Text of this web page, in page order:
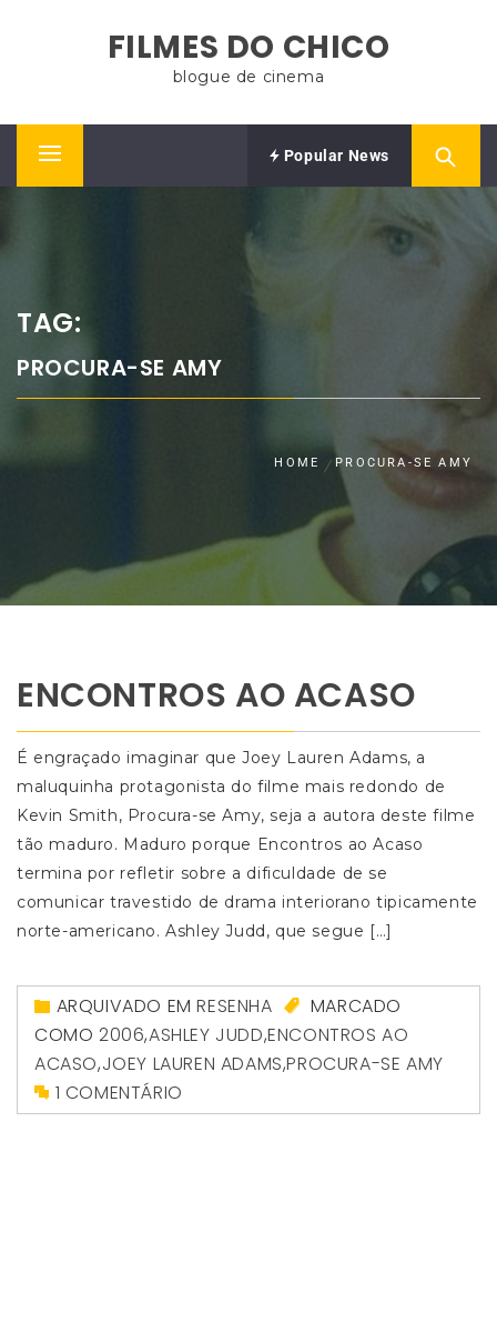
FILMES DO CHICO
blogue de cinema
Primary
Popular News
TAG:
PROCURA-SE AMY
HOME PROCURA-SE AMY
ENCONTROS AO ACASO
É engraçado imaginar que Joey Lauren Adams, a
maluquinha protagonista do filme mais redondo de
Kevin Smith, Procura-se Amy, seja a autora deste filme
tão maduro. Maduro porque Encontros ao Acaso
termina por refletir sobre a dificuldade de se
comunicar travestido de drama interiorano tipicamente
norte-americano. Ashley Judd, que segue […]
ARQUIVADO EMRESENHA
MARCADO
COMO 2006,ASHLEY JUDD,ENCONTROS AO
ACASO,JOEY LAUREN ADAMS,PROCURA-SE AMY
1 COMENTÁRIO